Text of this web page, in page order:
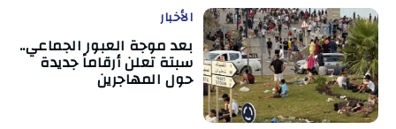
الأخبار
بعد موجة العبور الجماعي..
سبتة تعلن أرقاماً جديدة
حول المهاجرين